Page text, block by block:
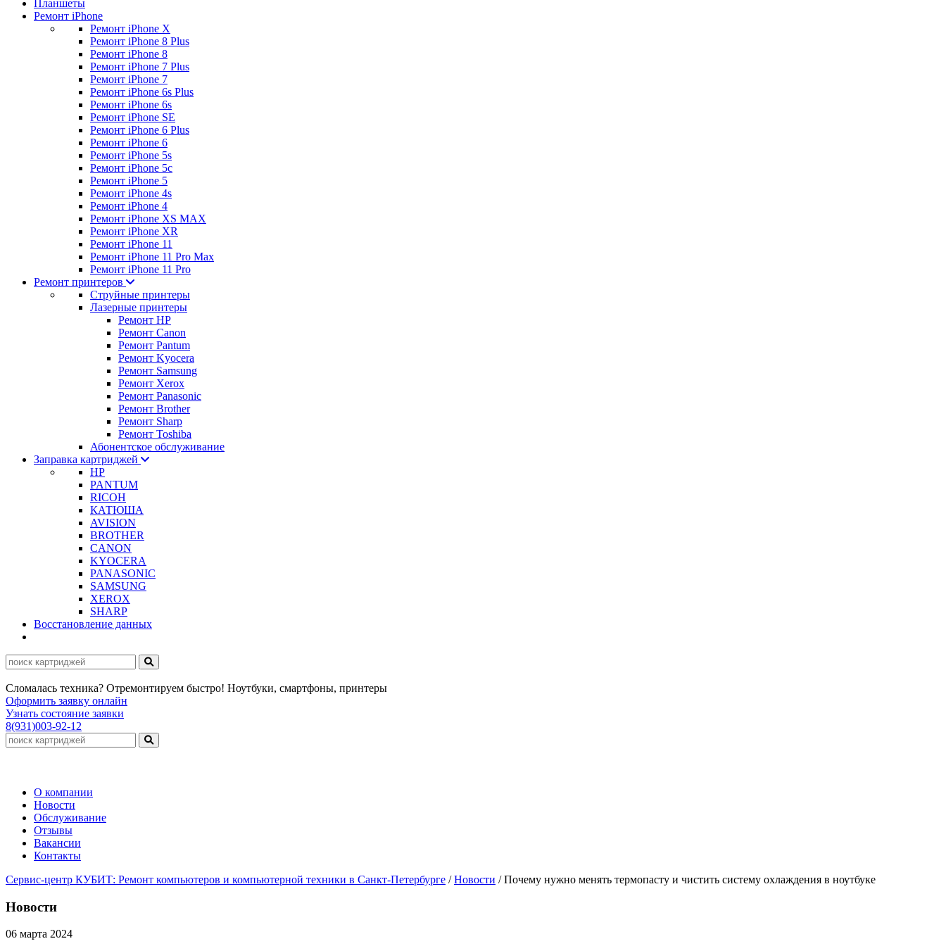
Планшеты
Ремонт iPhone
Ремонт iPhone X
Ремонт iPhone 8 Plus
Ремонт iPhone 8
Ремонт iPhone 7 Plus
Ремонт iPhone 7
Ремонт iPhone 6s Plus
Ремонт iPhone 6s
Ремонт iPhone SE
Ремонт iPhone 6 Plus
Ремонт iPhone 6
Ремонт iPhone 5s
Ремонт iPhone 5c
Ремонт iPhone 5
Ремонт iPhone 4s
Ремонт iPhone 4
Ремонт iPhone XS MAX
Ремонт iPhone XR
Ремонт iPhone 11
Ремонт iPhone 11 Pro Max
Ремонт iPhone 11 Pro
Ремонт принтеров
Струйные принтеры
Лазерные принтеры
Ремонт HP
Ремонт Canon
Ремонт Pantum
Ремонт Kyocera
Ремонт Samsung
Ремонт Xerox
Ремонт Panasonic
Ремонт Brother
Ремонт Sharp
Ремонт Toshiba
Абонентское обслуживание
Заправка картриджей
HP
PANTUM
RICOH
КАТЮША
AVISION
BROTHER
CANON
KYOCERA
PANASONIC
SAMSUNG
XEROX
SHARP
Восстановление данных
Сломалась техника? Отремонтируем быстро! Ноутбуки, смартфоны, принтеры
Оформить заявку онлайн
Узнать состояние заявки
8(931)003-92-12
О компании
Новости
Обслуживание
Отзывы
Вакансии
Контакты
Сервис-центр КУБИТ: Ремонт компьютеров и компьютерной техники в Санкт-Петербурге / Новости / Почему нужно менять термопасту и чистить систему охлаждения в ноутбуке
Новости
06 марта 2024